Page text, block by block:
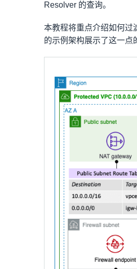
Resolver 的查询。
本教程将重点介绍如何过
的示例架构展示了这一点